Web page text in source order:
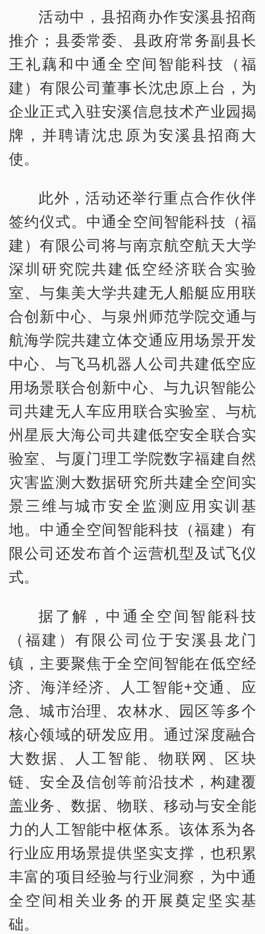
活动中，县招商办作安溪县招商
推介；县委常委、县政府常务副县长
王礼藕和中通全空间智能科技（福
建）有限公司董事长沈忠原上台，为
企业正式入驻安溪信息技术产业园揭
牌，并聘请沈忠原为安溪县招商大
使。
此外，活动还举行重点合作伙伴
签约仪式。中通全空间智能科技（福
建）有限公司将与南京航空航天大学
深圳研究院共建低空经济联合实验
室、与集美大学共建无人船艇应用联
合创新中心、与泉州师范学院交通与
航海学院共建立体交通应用场景开发
中心、与飞马机器人公司共建低空应
用场景联合创新中心、与九识智能公
司共建无人车应用联合实验室、与杭
州星辰大海公司共建低空安全联合实
验室、与厦门理工学院数字福建自然
灾害监测大数据研究所共建全空间实
景三维与城市安全监测应用实训基
地。中通全空间智能科技（福建）有
限公司还发布首个运营机型及试飞仪
式。
据了解，中通全空间智能科技
（福建）有限公司位于安溪县龙门
镇，主要聚焦于全空间智能在低空经
济、海洋经济、人工智能+交通、应
急、城市治理、农林水、园区等多个
核心领域的研发应用。通过深度融合
大数据、人工智能、物联网、区块
链、安全及信创等前沿技术，构建覆
盖业务、数据、物联、移动与安全能
力的人工智能中枢体系。该体系为各
行业应用场景提供坚实支撑，也积累
丰富的项目经验与行业洞察，为中通
全空间相关业务的开展奠定坚实基
础。